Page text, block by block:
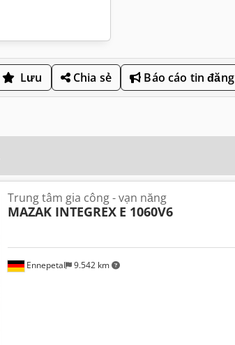
Lưu Chia sẻ Báo cáo tin đăng
Ennepetal 9.542 km
Trung tâm gia công - vạn năng
MAZAK INTEGREX E 1060V6